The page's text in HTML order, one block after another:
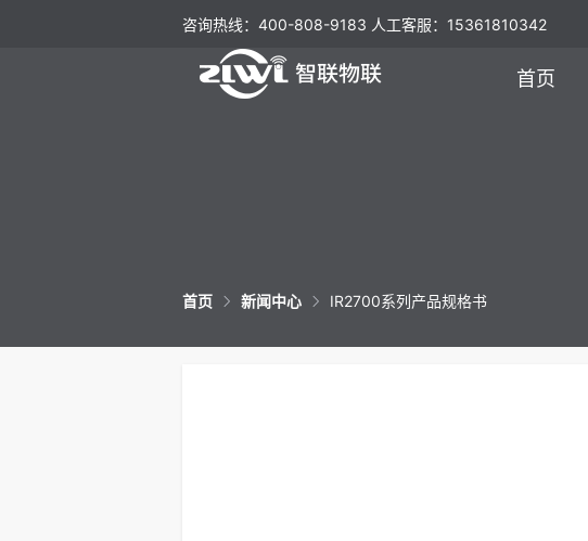
咨询热线：400-808-9183 人工客服：15361810342
首页
首页 新闻中心 IR2700系列产品规格书